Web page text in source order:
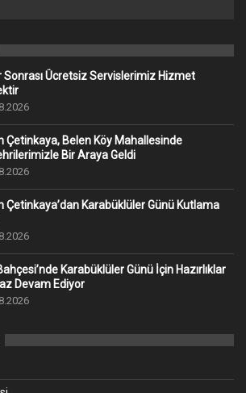
Sonrası Ücretsiz Servislerimiz Hizmet
Çetinkaya, Belen Köy Mahallesinde
Bir Araya Geldi
Çetinkaya’dan Karabüklüler Günü Kutlama
Karabüklüler Günü İçin Hazırlıklar
Devam Ediyor